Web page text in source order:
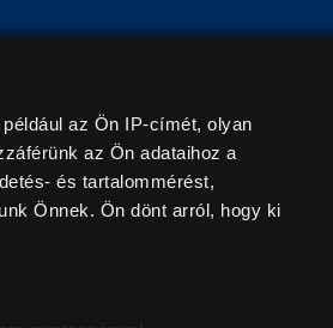
az Ön IP-címét, olyan
az Ön adataihoz a
és tartalommérést,
Önnek. Ön dönt arról, hogy ki
Áruházlánc